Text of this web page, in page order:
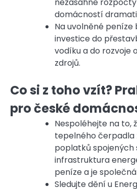
domácností
Na uvolněné
investice do
vodíku a do rozvoje
zdrojů.
Co si z toho vzít?
pro české
Nespoléhejte na to,
tepelného čerpadla
poplatků spojených
infrastruktura
peníze a je
Sledujte dění u